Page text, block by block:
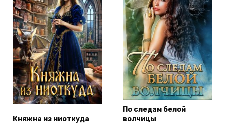
Княжна из ниоткуда
По следам белой
волчицы